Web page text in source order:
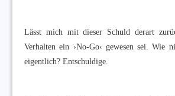
Lässt mich mit dieser Schuld derart
Verhalten ein ›No-Go‹ gewesen sei. Wie
eigentlich? Entschuldige.